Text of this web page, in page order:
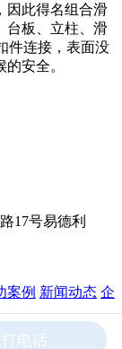
因此得名组合滑
台板、立柱、滑
件连接，表面没
安全。
17号易德利
案例 新闻动态 企
电话